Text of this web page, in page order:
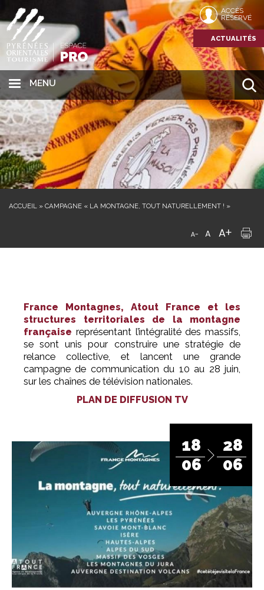
MENU
ACCÈS
RÉSERVÉ
ACTUALITÉS
ACCUEIL » CAMPAGNE « LA MONTAGNE, TOUT NATURELLEMENT ! »
France Montagnes, Atout France et les
structures territoriales de la montagne
française représentant l’intégralité des massifs,
se sont unis pour construire une stratégie de
relance collective, et lancent une grande
campagne de communication du 10 au 28 juin,
sur les chaînes de télévision nationales.
PLAN DE DIFFUSION TV
18
06
28
06